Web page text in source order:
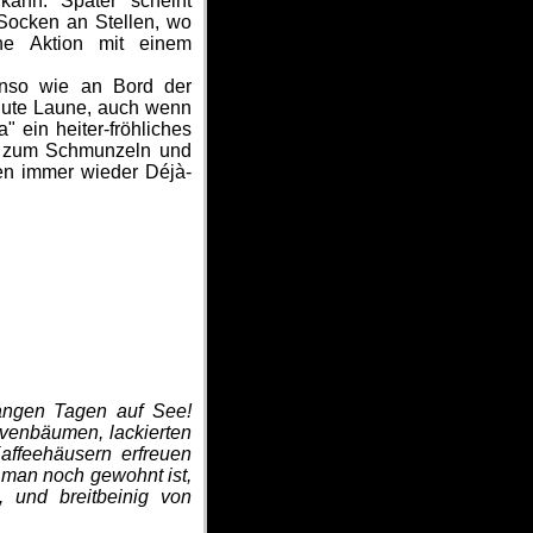
an Stellen, wo
Aktion mit einem
wie an Bord der
Laune, auch wenn
ein heiter-fröhliches
Schmunzeln und
immer wieder Déjà-
Tagen auf See!
lackierten
erfreuen
noch gewohnt ist,
und breitbeinig von